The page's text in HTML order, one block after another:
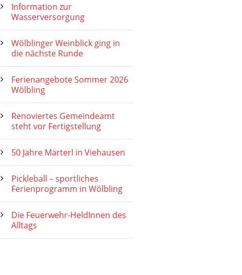
Information zur
Wasserversorgung
Wölblinger Weinblick ging in
die nächste Runde
Ferienangebote Sommer 2026
Wölbling
Renoviertes Gemeindeamt
steht vor Fertigstellung
50 Jahre Marterl in Viehausen
Pickleball – sportliches
Ferienprogramm in Wölbling
Die Feuerwehr-HeldInnen des
Alltags